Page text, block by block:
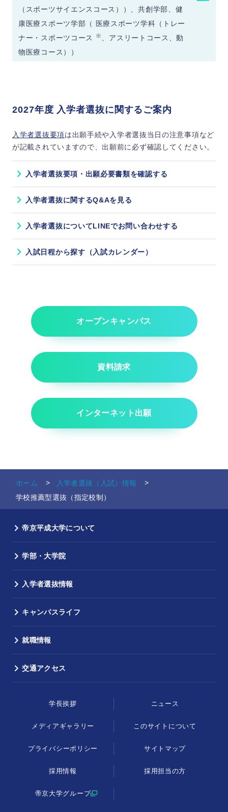
選
考
面接官1名：受験生1名
8分程度
書類審査
ス 入試課（池袋キャンパス以外では、窓
口受付はしておりません。）
（スポーツサイエンスコース））、共創学部、健
康医療スポーツ学部（ 医療スポーツ学科（トレー
ナー・スポーツコース
※、アスリートコース、動
物医療コース））
方
法
5分程度
書類審査
【郵送 or 来学※】調査書
※提出場所：帝京平成大学 池袋キャンパ
ス 入試課（池袋キャンパス以外では、窓
口受付はしておりません。）
【健康医療スポーツ学部 医療スポーツ学科
アスリートコースのみ】1のみ、または2と3
1.顧問推薦書
2.スポーツ競技成績証明書
3.競技実績証明資料貼付用紙
2027年度 入学者選抜に関するご案内
入学者選抜要項は出願手続や入学者選抜当日の注意事項など
が記載されていますので、出願前に必ず確認してください。
入学者選抜要項・出願必要書類を確認する
入学者選抜に関するQ&Aを見る
入学者選抜についてLINEでお問い合わせする
入試日程から探す（入試カレンダー）
オープンキャンパス
資料請求
インターネット出願
ホーム
入学者選抜（入試）情報
学校推薦型選抜（指定校制）
帝京平成大学について
学部・大学院
入学者選抜情報
キャンパスライフ
就職情報
交通アクセス
学長挨拶 ニュース
メディアギャラリー このサイトについて
プライバシーポリシー サイトマップ
採用情報 採用担当の方
帝京大学グループ